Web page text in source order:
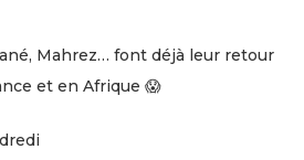
Mahrez… font déjà leur retour
et en Afrique 😱